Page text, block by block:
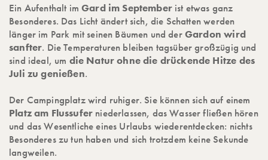
Ein Aufenthalt imGard im Septemberist etwas ganz
Besonderes. Das Licht ändert sich, die Schatten werden
länger im Park mit seinen Bäumen und derGardon wird
sanfter. Die Temperaturen bleiben tagsüber großzügig und
sind ideal, um die Natur ohne die drückende Hitze des
Juli zu genießen.
Der Campingplatz wird ruhiger. Sie können sich auf einem
Platz am Flussufer niederlassen, das Wasser fließen hören
und das Wesentliche eines Urlaubs wiederentdecken: nichts
Besonderes zu tun haben und sich trotzdem keine Sekunde
langweilen.